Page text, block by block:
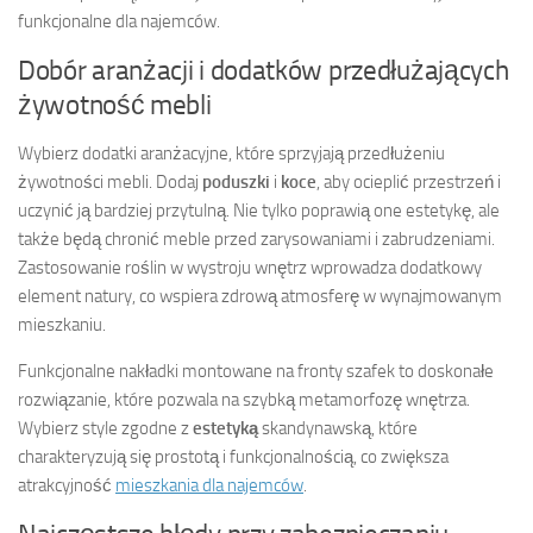
funkcjonalne dla najemców.
Dobór aranżacji i dodatków przedłużających
żywotność mebli
Wybierz dodatki aranżacyjne, które sprzyjają przedłużeniu
żywotności mebli. Dodaj poduszki i koce, aby ocieplić przestrzeń i
uczynić ją bardziej przytulną. Nie tylko poprawią one estetykę, ale
także będą chronić meble przed zarysowaniami i zabrudzeniami.
Zastosowanie roślin w wystroju wnętrz wprowadza dodatkowy
element natury, co wspiera zdrową atmosferę w wynajmowanym
mieszkaniu.
Funkcjonalne nakładki montowane na fronty szafek to doskonałe
rozwiązanie, które pozwala na szybką metamorfozę wnętrza.
Wybierz style zgodne zestetykąskandynawską, które
charakteryzują się prostotą i funkcjonalnością, co zwiększa
atrakcyjność mieszkania dla najemców.